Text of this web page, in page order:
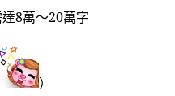
8萬～20萬字
）